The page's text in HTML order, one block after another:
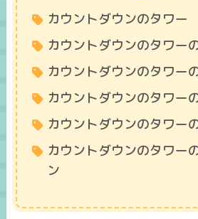
カウントダウンのタワー
カウントダウンのタワー
カウントダウンのタワー
カウントダウンのタワー
カウントダウンのタワー
カウントダウンのタワー
ン